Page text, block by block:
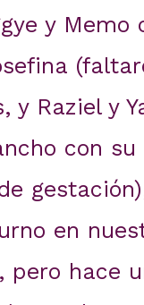
y Memo
Raziel y
con
en
pero hace